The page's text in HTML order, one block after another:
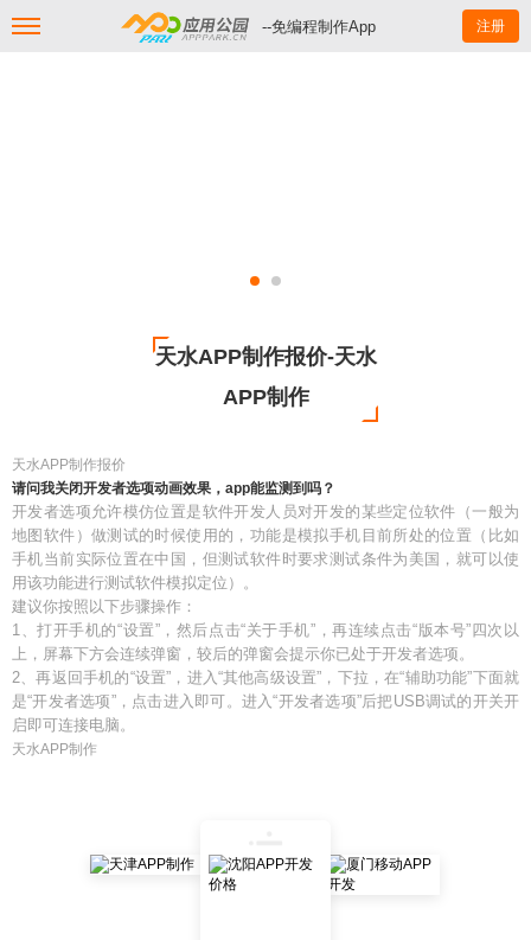
--免编程制作App 注册
天水APP制作报价-天水
APP制作
天水APP制作报价
请问我关闭开发者选项动画效果，app能监测到吗？
开发者选项允许模仿位置是软件开发人员对开发的某些定位软件（一般为
地图软件）做测试的时候使用的，功能是模拟手机目前所处的位置（比如
手机当前实际位置在中国，但测试软件时要求测试条件为美国，就可以使
用该功能进行测试软件模拟定位）。
建议你按照以下步骤操作：
1、打开手机的“设置”，然后点击“关于手机”，再连续点击“版本号”四次以
上，屏幕下方会连续弹窗，较后的弹窗会提示你已处于开发者选项。
2、再返回手机的“设置”，进入“其他高级设置”，下拉，在“辅助功能”下面就
是“开发者选项”，点击进入即可。进入“开发者选项”后把USB调试的开关开
启即可连接电脑。
天水APP制作